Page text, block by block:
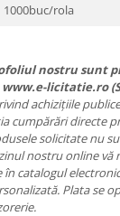
1000buc/rola
nostru sunt
licitatie.ro
achizițiile
cumpărări directe
solicitate nu
nostru online
catalogul
Plata se